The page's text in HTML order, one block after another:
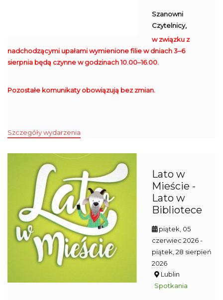
Szanowni
Czytelnicy,
w związku z
nadchodzącymi upałami wymienione filie w dniach 3–6
sierpnia będą czynne w godzinach 10.00–16.00.
Pozostałe komunikaty obowiązują bez zmian.
Szczegóły wydarzenia
Lato w
Mieście -
Lato w
Bibliotece
piątek, 05
czerwiec 2026-
piątek, 28 sierpień
2026
Lublin
Spotkania